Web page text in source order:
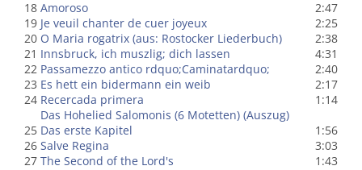
18 Amoroso
2:47
19 Je veuil chanter de cuer joyeux
2:25
20 O Maria rogatrix (aus: Rostocker Liederbuch)
2:38
21 Innsbruck, ich muszlig; dich lassen
4:31
22 Passamezzo antico rdquo;Caminatardquo;
2:40
23 Es hett ein bidermann ein weib
2:17
24 Recercada primera
1:14
Das Hohelied Salomonis (6 Motetten) (Auszug)
25 Das erste Kapitel
1:56
26 Salve Regina
3:03
27 The Second of the Lord's 1:43